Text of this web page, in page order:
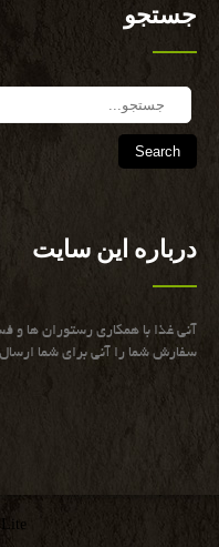
جستجو
درباره این سایت
آنی غذا با همكاری رستوران ها و
سفارش شما را آنی برای شما
Lite